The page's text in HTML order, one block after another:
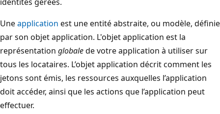
Uneapplication est une entité abstraite, ou modèle, définie
par son objet application. L'objet application est la
représentation globalede votre application à utiliser sur
tous les locataires. L’objet application décrit comment les
jetons sont émis, les ressources auxquelles l’application
doit accéder, ainsi que les actions que l’application peut
effectuer.